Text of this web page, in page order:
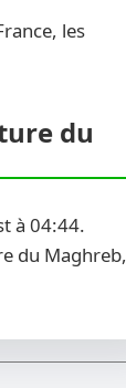
les
du
à 04:44.
du Maghreb,